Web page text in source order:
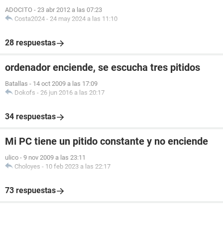
ADOCITO - 23 abr 2012 a las 07:23
Costa2024 - 24 may 2024 a las 11:10
28 respuestas
ordenador enciende, se escucha tres pitidos
Batallas - 14 oct 2009 a las 17:09
Dokofs - 26 jun 2016 a las 20:17
34 respuestas
Mi PC tiene un pitido constante y no enciende
ulico - 9 nov 2009 a las 23:11
Choloyes - 10 feb 2023 a las 22:17
73 respuestas